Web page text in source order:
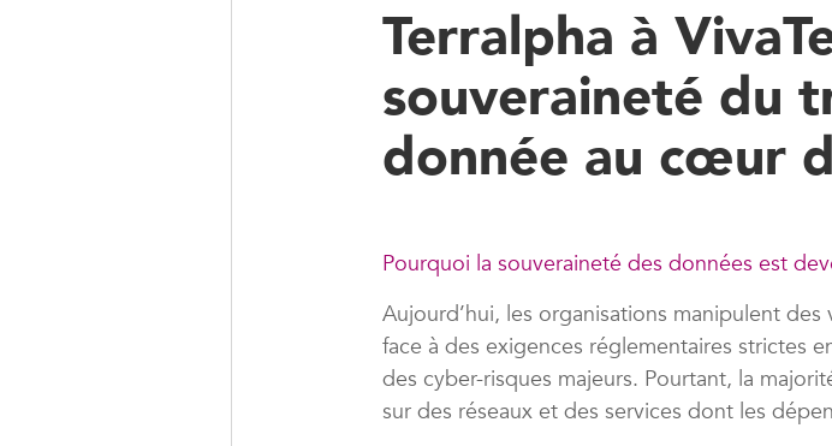
Terralpha à
souveraineté du
donnée au cœur
Pourquoi la souveraineté des données est
Aujourd’hui, les organisations manipulent
face à des exigences réglementaires strictes
des cyber-risques majeurs. Pourtant, la
sur des réseaux et des services dont les